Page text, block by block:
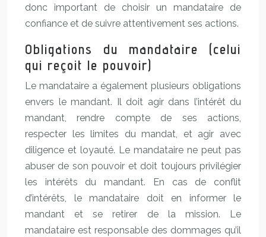
donc important de choisir un mandataire de
confiance et de suivre attentivement ses actions.
Obligations du mandataire (celui
qui reçoit le pouvoir)
Le mandataire a également plusieurs obligations
envers le mandant. Il doit agir dans l’intérêt du
mandant, rendre compte de ses actions,
respecter les limites du mandat, et agir avec
diligence et loyauté. Le mandataire ne peut pas
abuser de son pouvoir et doit toujours privilégier
les intérêts du mandant. En cas de conflit
d’intérêts, le mandataire doit en informer le
mandant et se retirer de la mission. Le
mandataire est responsable des dommages qu’il